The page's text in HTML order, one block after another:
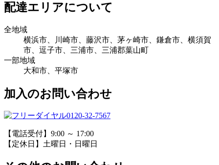
配達エリアについて
全地域
横浜市、川崎市、藤沢市、茅ヶ崎市、鎌倉市、横須賀
市、逗子市、三浦市、三浦郡葉山町
一部地域
大和市、平塚市
加入のお問い合わせ
0120-32-7567
【電話受付】9:00 ～ 17:00
【定休日】土曜日・日曜日